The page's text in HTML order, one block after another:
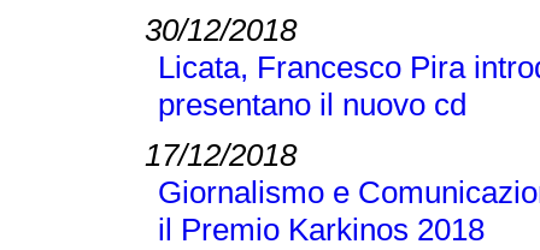
30/12/2018
Licata, Francesco Pira
presentano il nuovo cd
17/12/2018
Giornalismo e
il Premio Karkinos 2018